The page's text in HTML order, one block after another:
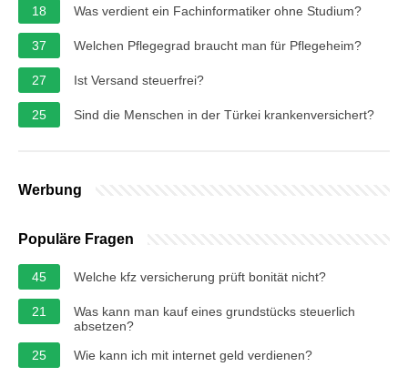
18 Was verdient ein Fachinformatiker ohne Studium?
37 Welchen Pflegegrad braucht man für Pflegeheim?
27 Ist Versand steuerfrei?
25 Sind die Menschen in der Türkei krankenversichert?
Werbung
Populäre Fragen
45 Welche kfz versicherung prüft bonität nicht?
21
Was kann man kauf eines grundstücks steuerlich
absetzen?
25
Wie kann ich mit internet geld verdienen?